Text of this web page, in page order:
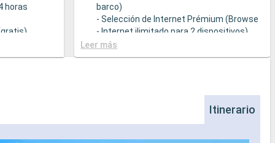
horas
de
barco)
- Selección de Internet Prémium (Browse
- Internet ilimitado para 2 dispositivos)
- Acceso prioritario a la suite termal de
MSC Aurea Spa
- Otros detalles: servicio de empaquetar
Leer más
Itinerario